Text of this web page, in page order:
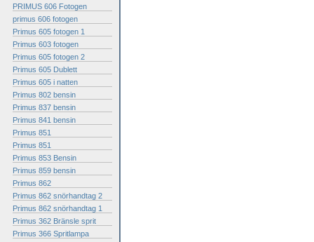
PRIMUS 606 Fotogen
primus 606 fotogen
Primus 605 fotogen 1
Primus 603 fotogen
Primus 605 fotogen 2
Primus 605 Dublett
Primus 605 i natten
Primus 802 bensin
Primus 837 bensin
Primus 841 bensin
Primus 851
Primus 851
Primus 853 Bensin
Primus 859 bensin
Primus 862
Primus 862 snörhandtag 2
Primus 862 snörhandtag 1
Primus 362 Bränsle sprit
Primus 366 Spritlampa